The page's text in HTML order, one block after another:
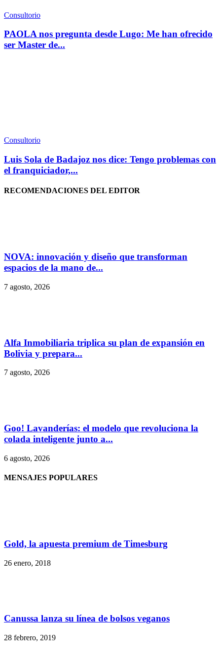
Consultorio
PAOLA nos pregunta desde Lugo: Me han ofrecido
ser Master de...
Consultorio
Luis Sola de Badajoz nos dice: Tengo problemas con
el franquiciador,...
RECOMENDACIONES DEL EDITOR
NOVA: innovación y diseño que transforman
espacios de la mano de...
7 agosto, 2026
Alfa Inmobiliaria triplica su plan de expansión en
Bolivia y prepara...
7 agosto, 2026
Goo! Lavanderías: el modelo que revoluciona la
colada inteligente junto a...
6 agosto, 2026
MENSAJES POPULARES
Gold, la apuesta premium de Timesburg
26 enero, 2018
Canussa lanza su línea de bolsos veganos
28 febrero, 2019